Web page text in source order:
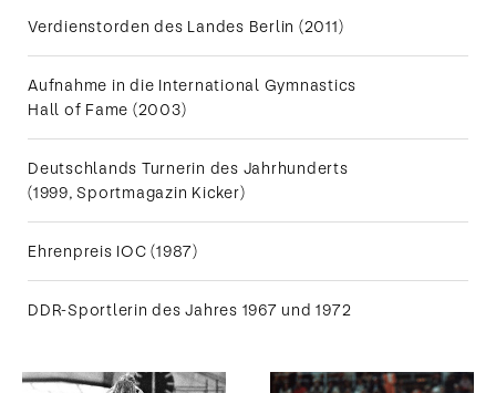
Verdienstorden des Landes Berlin (2011)
Aufnahme in die International Gymnastics
Hall of Fame (2003)
Deutschlands Turnerin des Jahrhunderts
(1999, Sportmagazin Kicker)
Ehrenpreis IOC (1987)
DDR-Sportlerin des Jahres 1967 und 1972
olympischen
Medaillen
gewinnt
bei den
Mexiko-
gewinnt sie
EM-Titeln.